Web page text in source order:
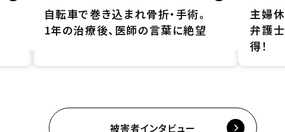
自転車で巻き込まれ骨折・手術。
1年の治療後、医師の言葉に絶望
主婦
弁護
得！
被害者インタビュー